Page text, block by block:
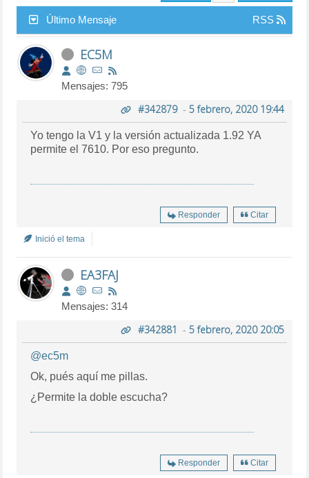
Último Mensaje RSS
EC5M
Mensajes: 795
#342879- 5 febrero, 2020 19:44
Yo tengo la V1 y la versión actualizada 1.92 YA
permite el 7610. Por eso pregunto.
Responder Citar
Inició el tema
EA3FAJ
Mensajes: 314
#342881 - 5 febrero, 2020 20:05
@ec5m
Ok, pués aquí me pillas.
¿Permite la doble escucha?
Responder Citar